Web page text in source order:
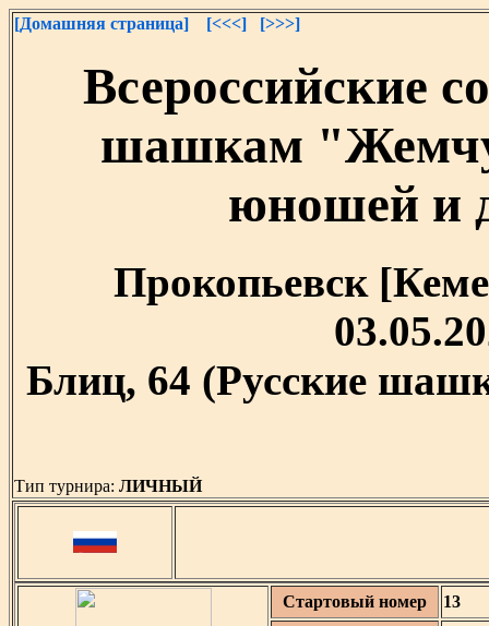
[Домашняя страница] [<<<] [>>>]
Всероссийские
шашкам
юношей и
Прокопьевск
Блиц, 64 (Русские
Тип турнира: ЛИЧНЫЙ
Стартовый номер
13